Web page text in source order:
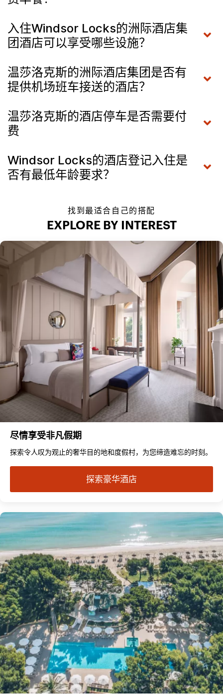
入住Windsor Locks的洲际酒店集
团酒店可以享受哪些设施？
温莎洛克斯的洲际酒店集团是否有
提供机场班车接送的酒店？
温莎洛克斯的酒店停车是否需要付
费
Windsor Locks的酒店登记入住是
否有最低年龄要求？
找到最适合自己的搭配
EXPLORE BY INTEREST
尽情享受非凡假期
探索令人叹为观止的奢华目的地和度假村，为您缔造难忘的时刻。
探索豪华酒店